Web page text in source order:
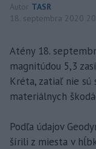
Autor TASR
18. septembra 2020
Atény 18.
magnitúdou 5,3
Kréta, zatiaľ nie sú
materiálnych
Podľa údajov
šírili z miesta v